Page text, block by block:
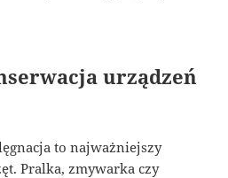
urządzeń
to najważniejszy
Pralka, zmywarka czy